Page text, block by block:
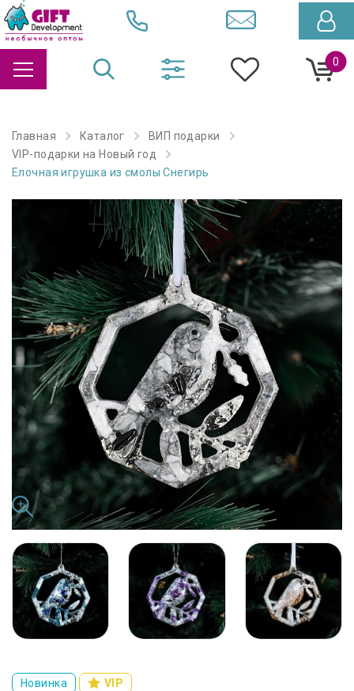
0
Главная Каталог
ВИП подарки
VIP-подарки на Новый год
Елочная игрушка из смолы Снегирь
Новинка VIP